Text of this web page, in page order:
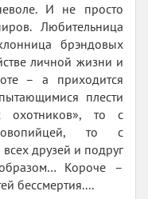
И не просто
Любительница
брэндовых
личной жизни и
– а приходится
плести
охотников», то с
то с
друзей и подруг
Короче –
бессмертия....